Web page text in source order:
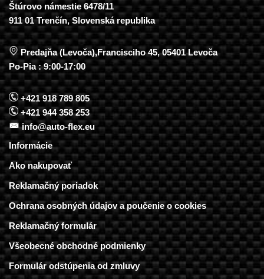
Štúrovo námestie 6478/11
911 01 Trenčín, Slovenská republika
Predajňa (Levoča),Francisciho 45, 05401 Levoča
Po-Pia : 9:00-17:00
+421 918 789 805
+421 944 358 253
info@auto-flex.eu
Informácie
Ako nakupovať
Reklamačný poriadok
Ochrana osobných údajov a poučenie o cookies
Reklamačný formulár
Všeobecné obchodné podmienky
Formulár odstúpenia od zmluvy